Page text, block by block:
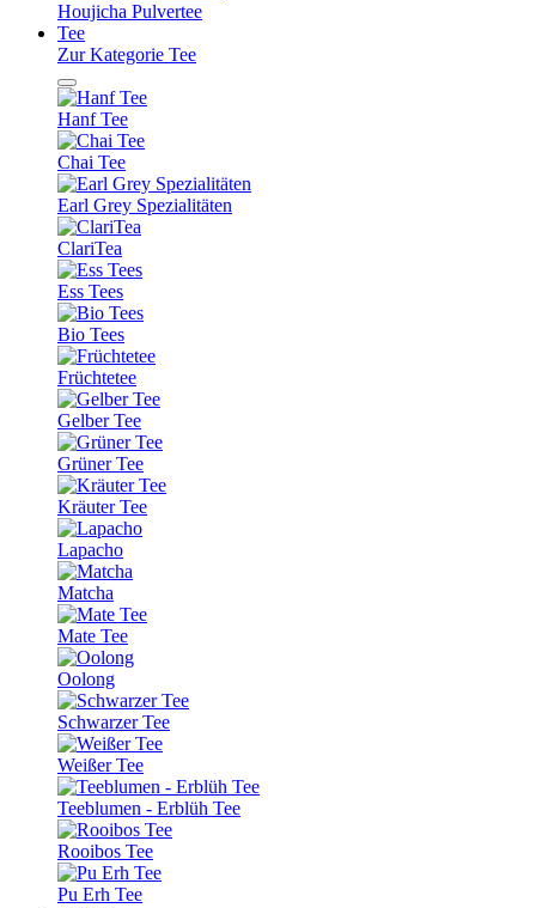
Houjicha Pulvertee
Tee
Zur Kategorie Tee
Hanf Tee
Chai Tee
Earl Grey Spezialitäten
ClariTea
Ess Tees
Bio Tees
Früchtetee
Gelber Tee
Grüner Tee
Kräuter Tee
Lapacho
Matcha
Mate Tee
Oolong
Schwarzer Tee
Weißer Tee
Teeblumen - Erblüh Tee
Rooibos Tee
Pu Erh Tee